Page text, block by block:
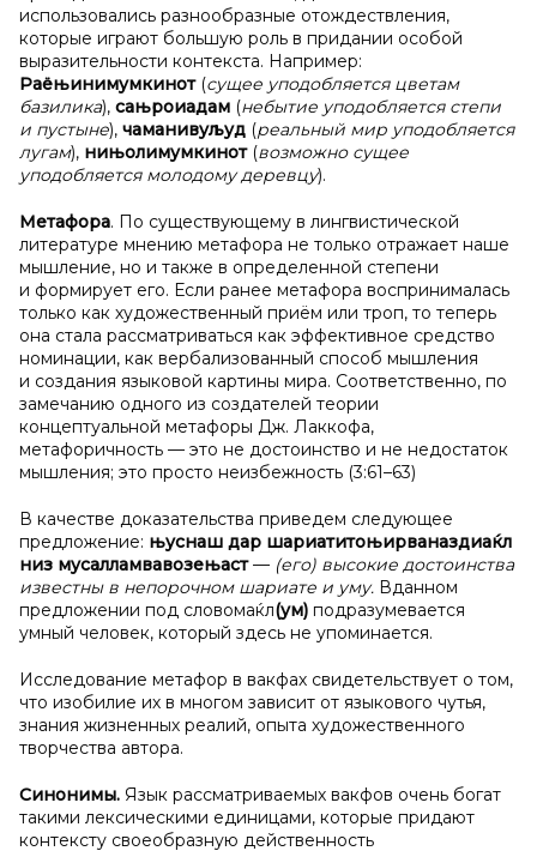
использовались разнообразные отождествления,
которые играют большую роль в придании особой
выразительности контекста. Например:
Раёњинимумкинот(сущее уподобляется цветам
базилика), сањроиадам (небытие уподобляется степи
и пустыне), чаманивуљуд (реальный мир уподобляется
лугам), нињолимумкинот(возможно сущее
уподобляется молодому деревцу).
Метафора. По существующему в лингвистической
литературе мнению метафора не только отражает наше
мышление, но и также в определенной степени
и формирует его. Если ранее метафора воспринималась
только как художественный приём или троп, то теперь
она стала рассматриваться как эффективное средство
номинации, как вербализованный способ мышления
и создания языковой картины мира. Соответственно, по
замечанию одного из создателей теории
концептуальной метафоры Дж. Лаккофа,
метафоричность — это не достоинство и не недостаток
мышления; это просто неизбежность (3:61–63)
В качестве доказательства приведем следующее
предложение: њуснаш дар шариатитоњирваназдиаќл
низ мусалламвавозењаст— (его) высокие достоинства
известны в непорочном шариате и уму. Вданном
предложении под словомаќл(ум) подразумевается
умный человек, который здесь не упоминается.
Исследование метафор в вакфах свидетельствует о том,
что изобилие их в многом зависит от языкового чутья,
знания жизненных реалий, опыта художественного
творчества автора.
Синонимы. Язык рассматриваемых вакфов очень богат
такими лексическими единицами, которые придают
контексту своеобразную действенность